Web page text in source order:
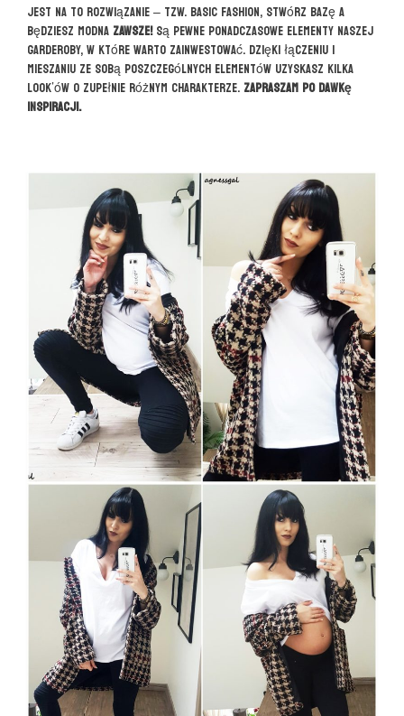
Jest na to rozwiązanie – tzw. basic fashion, stwórz bazę a
będziesz modna ZAWSZE!Są pewne ponadczasowe elementy naszej
garderoby, w które warto zainwestować. Dzięki łączeniu i
mieszaniu ze sobą poszczególnych elementów uzyskasz kilka
look’ów o zupełnie różnym charakterze. Zapraszam po dawkę
inspiracji.